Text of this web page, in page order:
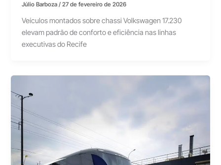
Júlio Barboza/27 de fevereiro de 2026
Veículos montados sobre chassi Volkswagen 17.230
elevam padrão de conforto e eficiência nas linhas
executivas do Recife